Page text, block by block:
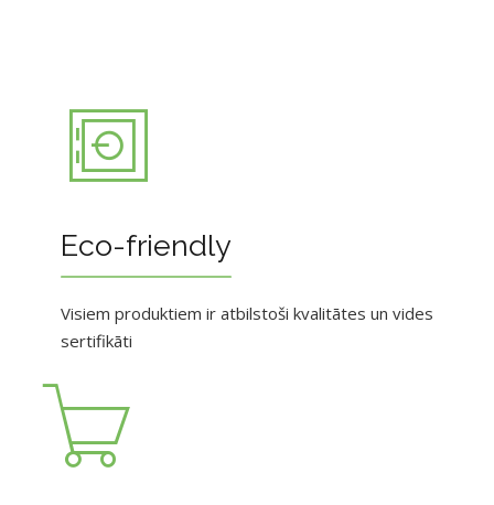
Eco-friendly
Visiem produktiem ir atbilstoši kvalitātes un vides
sertifikāti